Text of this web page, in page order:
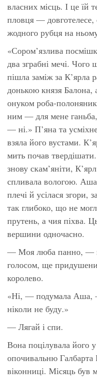
власних місць. І це їй
пловця — довготелесе,
жодного рубця на
«Сором’язлива
два зграбні мечі.
пішла заміж за К’ярла
донькою князя Балона,
онуком роба-
ним — для мене
— ні.» П’яна та
взяла його вустами.
мить почав
знову скам’яніти,
спливала вологою. Аша
плечі й усілася згори,
так глибоко, що не
прутень, а чия піхва.
вершини одночасно.
— Моя люба панно, —
голосом, ще
королево.
«Ні, — подумала Аша,
ніколи не буду.»
— Лягай і спи.
Вона поцілувала його
опочивальню Галбарта
віконниці. Місяць був